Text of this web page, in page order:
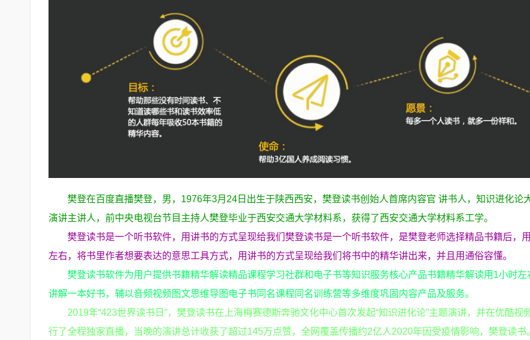
樊登在百度直播樊登，男，1976年3月24日出生于陕西西安，樊登读书创始人首席内容官 讲书人，知识进化论
演讲主讲人，前中央电视台节目主持人樊登毕业于西安交通大学材料系，获得了西安交通大学材料系工学。
樊登读书是一个听书软件，用讲书的方式呈现给我们樊登读书是一个听书软件，是樊登老师选择精品书籍后，
左右，将书里作者想要表达的意思工具方式，用讲书的方式呈现给我们将书中的精华讲出来，并且用通俗容懂。
樊登读书软件为用户提供书籍精华解读精品课程学习社群和电子书等知识服务核心产品书籍精华解读用1小时左
讲解一本好书，辅以音频视频图文思维导图电子书同名课程同名训练营等多维度巩固内容产品及服务。
2019年“423世界读书日”，樊登读书在上海梅赛德斯奔驰文化中心首次发起“知识进化论”主题演讲，并在优酷视
行了全程独家直播，当晚的演讲总计收获了超过145万点赞，全网覆盖传播约2亿人2020年因受疫情影响，樊登读书